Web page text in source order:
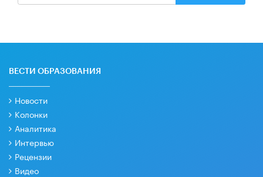
ВЕСТИ ОБРАЗОВАНИЯ
Новости
Колонки
Аналитика
Интервью
Рецензии
Видео